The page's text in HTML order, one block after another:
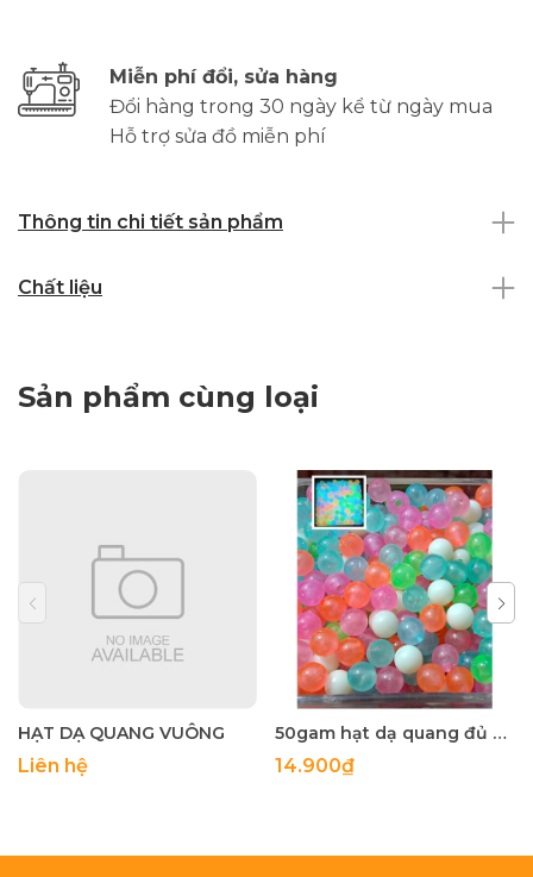
Miễn phí đổi, sửa hàng
Đổi hàng trong 30 ngày kể từ ngày mua
Hỗ trợ sửa đồ miễn phí
Thông tin chi tiết sản phẩm
Chất liệu
Sản phẩm cùng loại
HẠT DẠ QUANG VUÔNG
Liên hệ
50gam hạt dạ quang đủ màu 6mm, 8mm, 10mm, 12mm, hạt nhựa tròn
14.900₫